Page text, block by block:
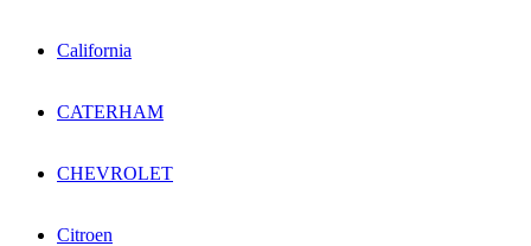
California
CATERHAM
CHEVROLET
Citroen